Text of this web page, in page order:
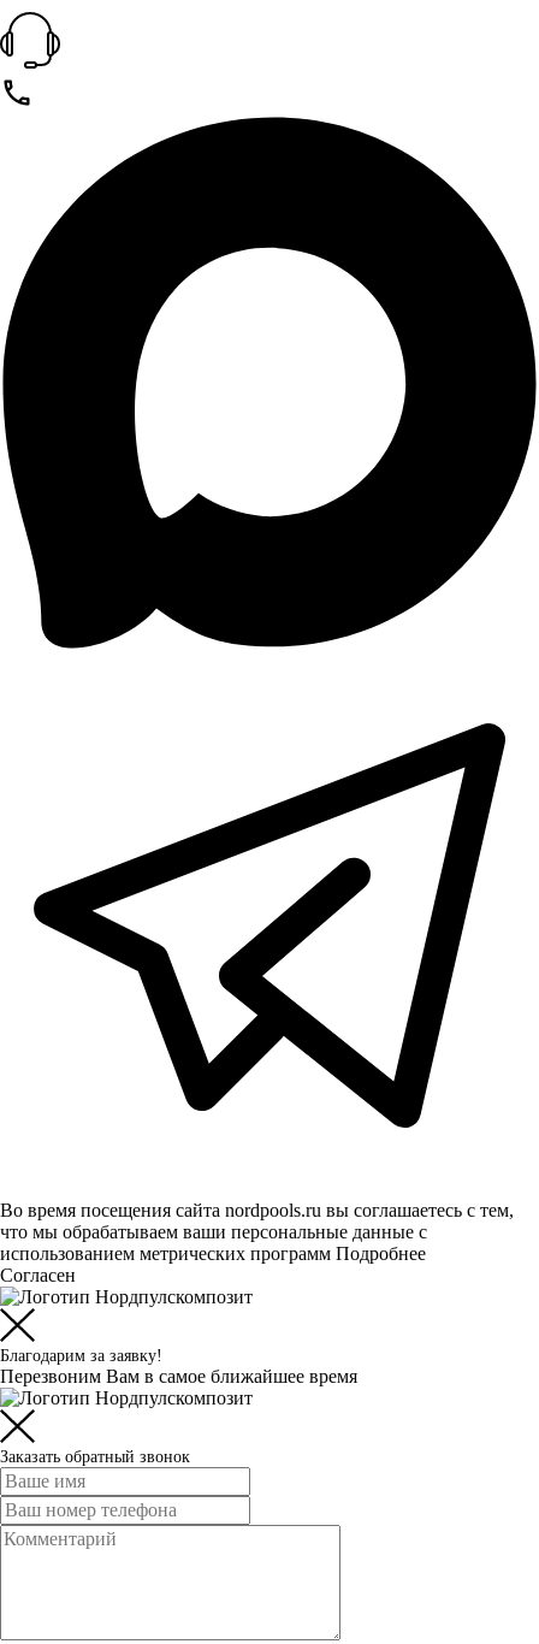
Во время посещения сайта nordpools.ru вы соглашаетесь с тем,
что мы обрабатываем ваши персональные данные с
использованием метрических программ Подробнее
Согласен
Благодарим за заявку!
Перезвоним Вам в самое ближайшее время
Заказать обратный звонок